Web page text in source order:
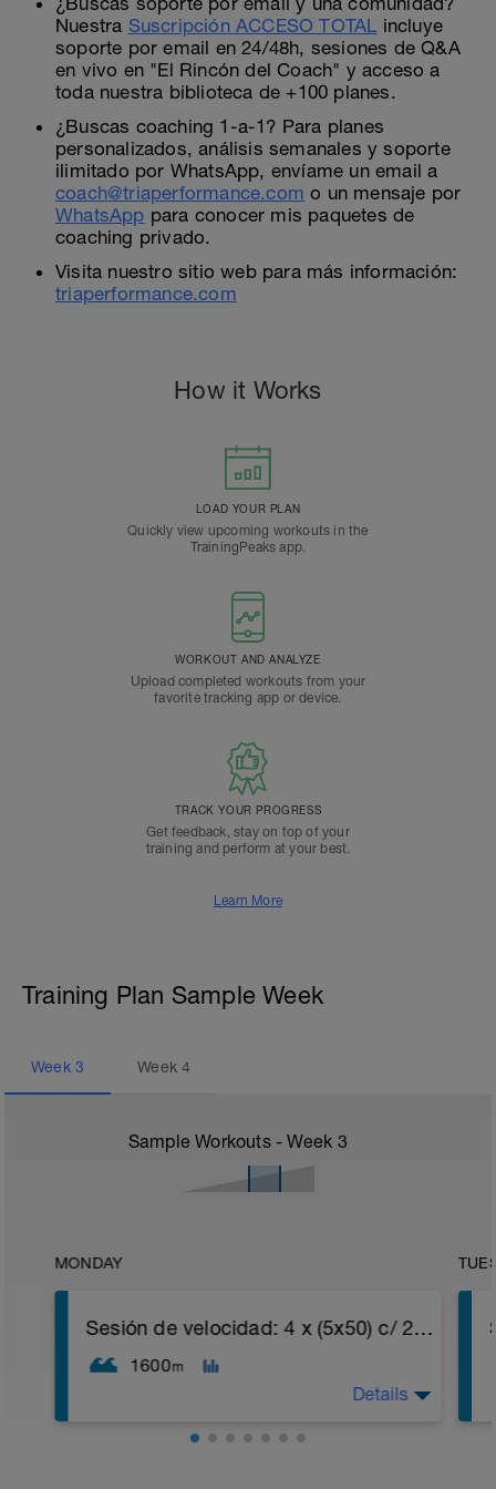
Nuestra Suscripción ACCESO TOTAL incluye
soporte por email en 24/48h, sesiones de Q&A
en vivo en "El Rincón del Coach" y acceso a
toda nuestra biblioteca de +100 planes.
¿Buscas coaching 1-a-1? Para planes
personalizados, análisis semanales y soporte
ilimitado por WhatsApp, envíame un email a
coach@triaperformance.com o un mensaje por
WhatsApp para conocer mis paquetes de
coaching privado.
Visita nuestro sitio web para más información:
triaperformance.com
How it Works
LOAD YOUR PLAN
Quickly view upcoming workouts in the
TrainingPeaks app.
WORKOUT AND ANALYZE
Upload completed workouts from your
favorite tracking app or device.
TRACK YOUR PROGRESS
Get feedback, stay on top of your
training and perform at your best.
Learn More
Training Plan Sample Week
Week 3 Week4
Sample Workouts - Week 3
MONDAY
Sesión de velocidad: 4 x (5x50) c/ 20'' descanso
1600m
Details